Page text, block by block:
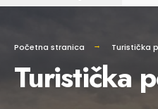
Početna stranica Turistička
Turistička